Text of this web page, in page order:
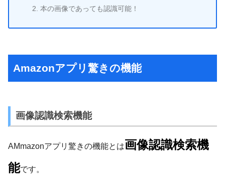
本の画像であっても認識可能！
Amazonアプリ驚きの機能
画像認識検索機能
AMmazonアプリ驚きの機能とは画像認識検索機
能です。